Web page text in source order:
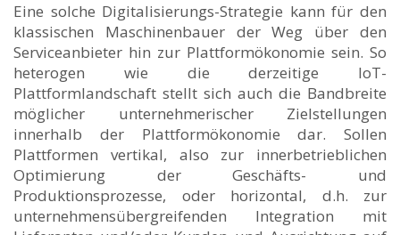
Eine solche Digitalisierungs-Strategie kann für den
klassischen Maschinenbauer der Weg über den
Serviceanbieter hin zur Plattformökonomie sein. So
heterogen wie die derzeitige IoT-
Plattformlandschaft stellt sich auch die Bandbreite
möglicher unternehmerischer Zielstellungen
innerhalb der Plattformökonomie dar. Sollen
Plattformen vertikal, also zur innerbetrieblichen
Optimierung der Geschäfts- und
Produktionsprozesse, oder horizontal, d.h. zur
unternehmensübergreifenden Integration mit